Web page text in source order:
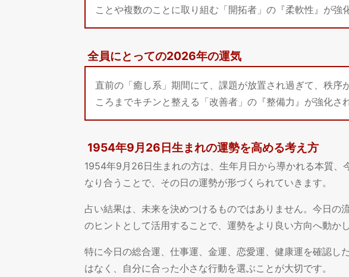
ことや複数のことに取り組む「開拓者」の『柔軟性』が強
全員にとっての2026年の運気
直前の「癒し系」期間にて、課題が放置され過ぎて、秩序
ころまでキチンと整える「改善者」の『整備力』が強化さ
1954年9月26日生まれの運勢を高める考え方
1954年9月26日生まれの方は、生年月日から導かれる本質、
なり合うことで、その日の運勢が形づくられていきます。
占い結果は、未来を決めつけるものではありません。今日の
のヒントとして活用することで、運勢をより良い方向へ動か
特に今日の総合運、仕事運、金運、恋愛運、健康運を確認し
はなく、自分に合った小さな行動を選ぶことが大切です。